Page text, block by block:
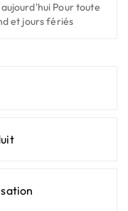
Pour toute
et jours fériés